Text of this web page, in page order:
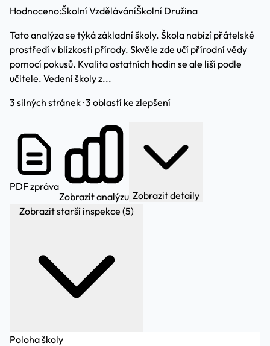
Hodnoceno:Školní VzděláváníŠkolní Družina
Tato analýza se týká základní školy. Škola nabízí přátelské
prostředí v blízkosti přírody. Skvěle zde učí přírodní vědy
pomocí pokusů. Kvalita ostatních hodin se ale liší podle
učitele. Vedení školy z...
3 silných stránek · 3 oblastí ke zlepšení
PDF zpráva
Zobrazit analýzu Zobrazit detaily
Zobrazit starší inspekce (5)
Poloha školy